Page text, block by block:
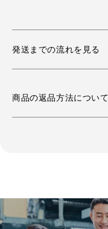
発送までの流れを見る
商品の返品方法につい